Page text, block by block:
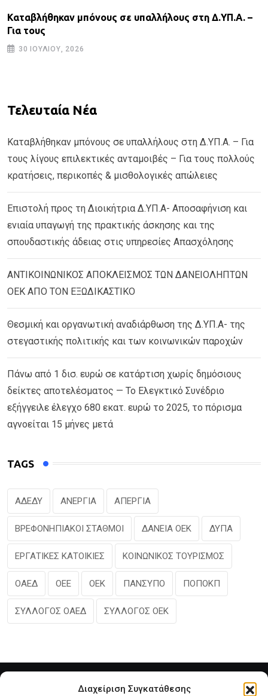
Διαχείριση Συγκατάθεσης
Καταβλήθηκαν μπόνους σε υπαλλήλους στη Δ.ΥΠ.Α. –
Για τους
30 ΙΟΥΛΊΟΥ, 2026
Τελευταία Νέα
Καταβλήθηκαν μπόνους σε υπαλλήλους στη Δ.ΥΠ.Α. – Για
τους λίγους επιλεκτικές ανταμοιβές – Για τους πολλούς
κρατήσεις, περικοπές & μισθολογικές απώλειες
Επιστολή προς τη Διοικήτρια Δ.ΥΠ.Α- Αποσαφήνιση και
ενιαία υπαγωγή της πρακτικής άσκησης και της
σπουδαστικής άδειας στις υπηρεσίες Απασχόλησης
ΑΝΤΙΚΟΙΝΩΝΙΚΟΣ ΑΠΟΚΛΕΙΣΜΟΣ ΤΩΝ ΔΑΝΕΙΟΛΗΠΤΩΝ
ΟΕΚ ΑΠΟ ΤΟΝ ΕΞΩΔΙΚΑΣΤΙΚΟ
Θεσμική και οργανωτική αναδιάρθωση της Δ.ΥΠ.Α- της
στεγαστικής πολιτικής και των κοινωνικών παροχών
Πάνω από 1 δισ. ευρώ σε κατάρτιση χωρίς δημόσιους
δείκτες αποτελέσματος — Το Ελεγκτικό Συνέδριο
εξήγγειλε έλεγχο 680 εκατ. ευρώ το 2025, το πόρισμα
αγνοείται 15 μήνες μετά
TAGS
ΑΔΕΔΥ ΑΝΕΡΓΙΑ ΑΠΕΡΓΙΑ
ΒΡΕΦΟΝΗΠΙΑΚΟΙ ΣΤΑΘΜΟΙ ΔΑΝΕΙΑ ΟΕΚ ΔΥΠΑ
ΕΡΓΑΤΙΚΕΣ ΚΑΤΟΙΚΙΕΣ ΚΟΙΝΩΝΙΚΟΣ ΤΟΥΡΙΣΜΟΣ
ΟΑΕΔ ΟΕΕ ΟΕΚ ΠΑΝΣΥΠΟ ΠΟΠΟΚΠ
ΣΥΛΛΟΓΟΣ ΟΑΕΔ ΣΥΛΛΟΓΟΣ ΟΕΚ